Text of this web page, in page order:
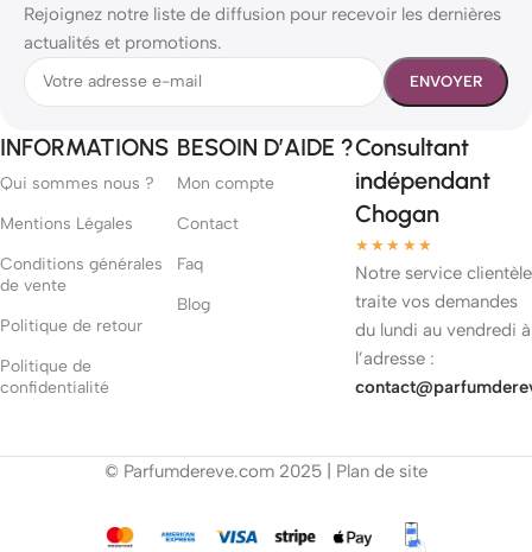
Rejoignez notre liste de diffusion pour recevoir les dernières
actualités et promotions.
INFORMATIONS
Qui sommes nous ?
Mentions Légales
Conditions générales
de vente
Politique de retour
Politique de
confidentialité
BESOIN D’AIDE ?
Mon compte
Contact
Faq
Blog
Consultant
indépendant
Chogan
★★★★★
Notre service clientèle
traite vos demandes
du lundi au vendredi à
l’adresse :
© Parfumdereve.com 2025 | Plan de site